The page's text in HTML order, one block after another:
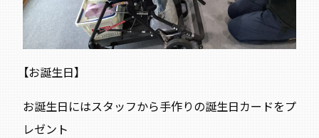
【お誕生日】
お誕生日にはスタッフから手作りの誕生日カードをプ
レゼント